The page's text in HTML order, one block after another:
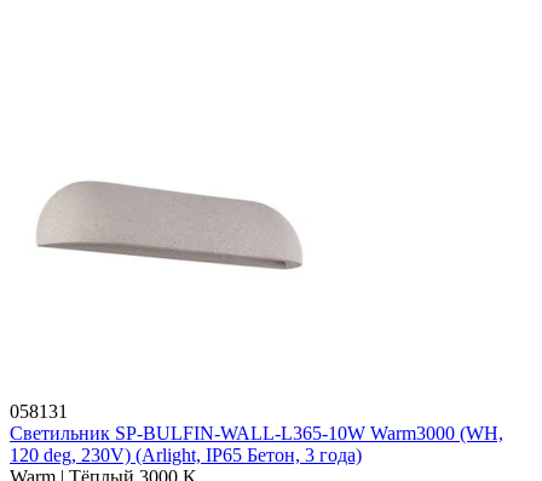
058131
Светильник SP-BULFIN-WALL-L365-10W Warm3000 (WH,
120 deg, 230V) (Arlight, IP65 Бетон, 3 года)